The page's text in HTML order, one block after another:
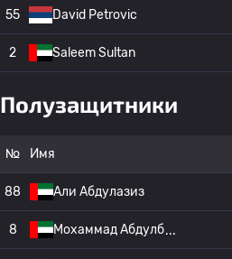
55 David Petrovic
2 Saleem Sultan
Полузащитники
№ Имя
88 Али Абдулазиз
8 Мохаммад Абдулб